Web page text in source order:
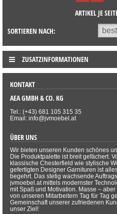
ARTIKEL JE
SORTIEREN NACH:
ZUSATZINFORMATIONEN
KONTAKT
AEA GMBH & CO. KG
Tel.: (+43) 681 105 315 35
Email: info@jvmoebel.at
ÜBER UNS
Wir bieten unseren Kunden schönes
Die Produktpalette ist breit gefächert.
klassische Chesterfield wie stylische
gefertigten Designer Garnituren ist
begehrt. Das stetig wachsende
jvmoebel.at mittels modernster
mit Spaß und Motivation. Masse –
von unseren Mitarbeitern Tag für Tag
Gemeinschaft unserer zufriedenen
unser Ziel!